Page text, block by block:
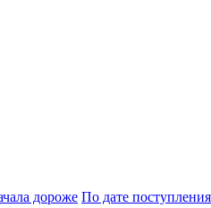
дороже По дате поступления